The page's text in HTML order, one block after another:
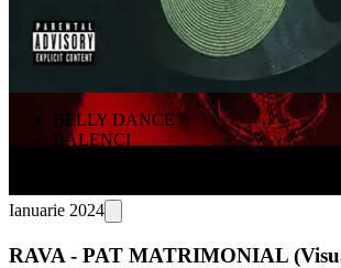
BELLY DANCE
BALENCI
Ianuarie 2024
RAVA - PAT MATRIMONIAL